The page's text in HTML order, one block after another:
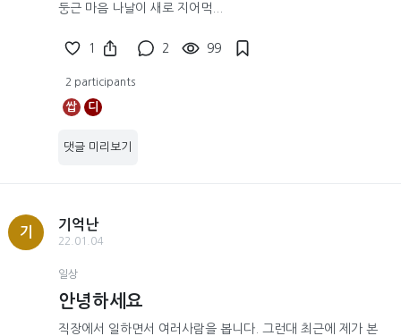
둥근 마음 나날이 새로 지어먹...
1 2 99
2 participants
쌉 디
댓글 미리보기
기
기억난
22.01.04
일상
안녕하세요
직장에서 일하면서 여러사람을 봅니다. 그런대 최근에 제가 본